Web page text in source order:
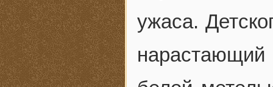
ужаса.
нарастающий